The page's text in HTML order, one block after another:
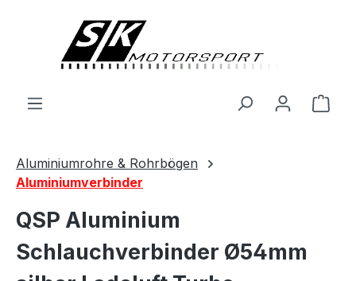
Aluminiumrohre & Rohrbögen
Aluminiumverbinder
QSP Aluminium
Schlauchverbinder Ø54mm